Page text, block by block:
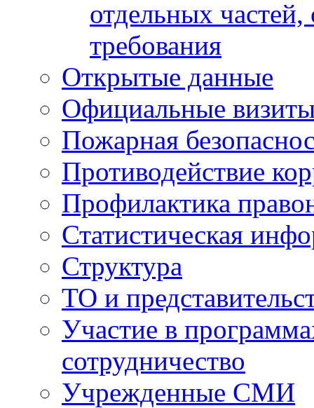
отдельных
требования
Открытые данные
Официальные
Пожарная
Противодействие
Профилактика
Статистическая
Структура
ТО и
Участие в
сотрудничество
Учрежденные СМИ